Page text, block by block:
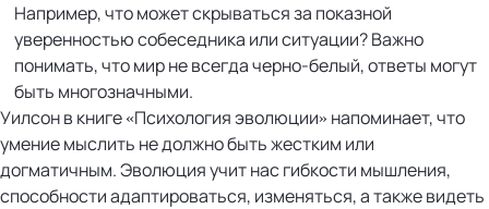
Например, что может скрываться за показной
уверенностью собеседника или ситуации? Важно
понимать, что мир не всегда черно-белый, ответы могут
быть многозначными.
Уилсон в книге «Психология эволюции» напоминает, что
умение мыслить не должно быть жестким или
догматичным. Эволюция учит нас гибкости мышления,
способности адаптироваться, изменяться, а также видеть